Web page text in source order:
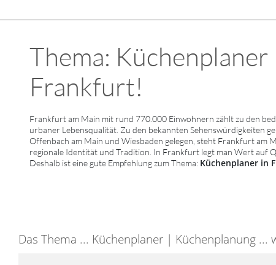
Thema: Küchenplaner
Frankfurt!
Frankfurt am Main mit rund 770.000 Einwohnern zählt zu den
urbaner Lebensqualität. Zu den bekannten Sehenswürdigkeiten
Offenbach am Main und Wiesbaden gelegen, steht Frankfurt am
regionale Identität und Tradition. In Frankfurt legt man Wert auf
Deshalb ist eine gute Empfehlung zum Thema: Küchenplaner in
Das Thema ... Küchenplaner | Küchenplanung